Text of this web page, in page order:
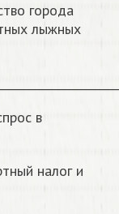
города
лыжных
в
налог и